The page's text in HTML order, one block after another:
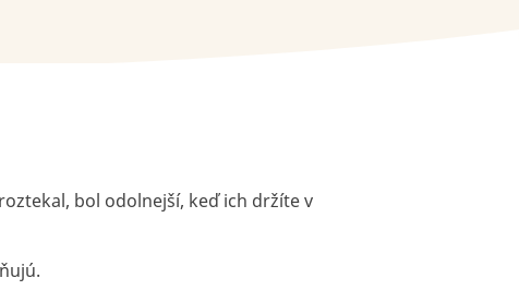
bol odolnejší, keď ich držíte v